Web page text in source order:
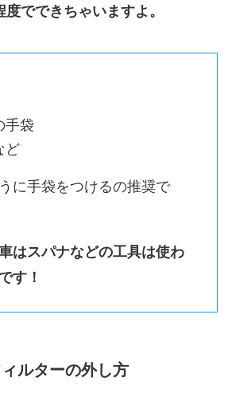
でできちゃいますよ。
手袋
ど
に手袋をつけるの推奨で
はスパナなどの工具は使わ
す！
ルターの外し方